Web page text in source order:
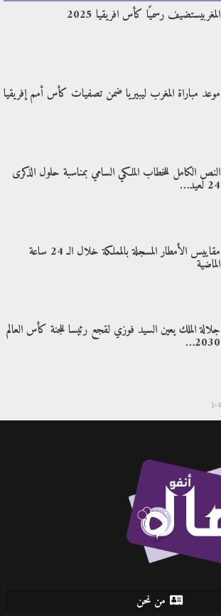
المغربيستضيف رسميًا كأس افريقيا 2025
موعد مباراة المغرب ليبيريا ضمن تصفيات كأس أمم إفريقيا
النص الكامل للخطاب الملكي السامي بمناسبة حلول الذكرى
24 لعيد…
مقاييس الأمطار المسجلة بالمملكة خلال الـ 24 ساعة
الماضية
جلالة الملك يعين السيد فوزي لقجع رئيسا للجنة كأس العالم
2030…
من نحن